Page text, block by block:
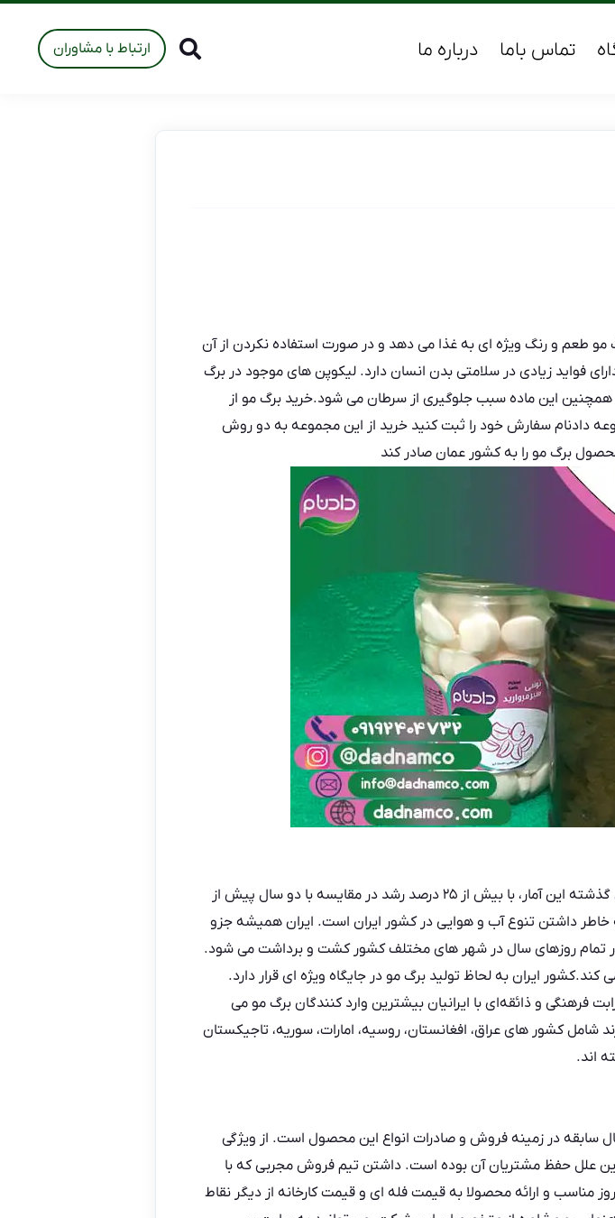
تماس باما درباره ما ارتباط با مشاوران
مو طعم و رنگ ویژه ای به غذا می دهد و در صورت استفاده نکردن از آن
فواید زیادی در سلامتی بدن انسان دارد. لیکوپن های موجود در برگ
این ماده سبب جلوگیری از سرطان می شود.خرید برگ مو از
دادنام سفارش خود را ثبت کنید خرید از این مجموعه به دو روش
برگ مو را به کشور عمان صادر کند
صادرات برگ مو ، در کشور ما نرخ بسار فزاینده ای داشته است. در سال گذشته این آمار، با بیش از ۲۵ درصد رشد در مقایسه با دو سال پیش از
به خاطر داشتن تنوع آب و هوایی در کشور ایران است. ایران همیشه جزو
در تمام روزهای سال در شهر های مختلف کشور کشت و برداشت می شود.
کند.کشور ایران به لحاظ تولید برگ مو در جایگاه ویژه ای قرار دارد.
فرهنگی و ذائقه‌ای با ایرانیان بیشترین وارد کنندگان برگ مو می‌
شامل کشور های عراق، افغانستان، روسیه، امارات، سوریه، تاجیکستان
اند.
سابقه در زمینه فروش و صادرات انواع این محصول است. از ویژگی
علل حفظ مشتریان آن بوده است. داشتن تیم فروش مجربی که با
مناسب و ارائه محصولا به قیمت فله ای و قیمت کارخانه از دیگر نقاط